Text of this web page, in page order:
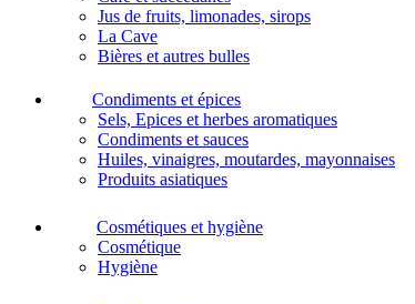
Jus de fruits, limonades, sirops
La Cave
Bières et autres bulles
Condiments et épices
Sels, Epices et herbes aromatiques
Condiments et sauces
Huiles, vinaigres, moutardes, mayonnaises
Produits asiatiques
Cosmétiques et hygiène
Cosmétique
Hygiène